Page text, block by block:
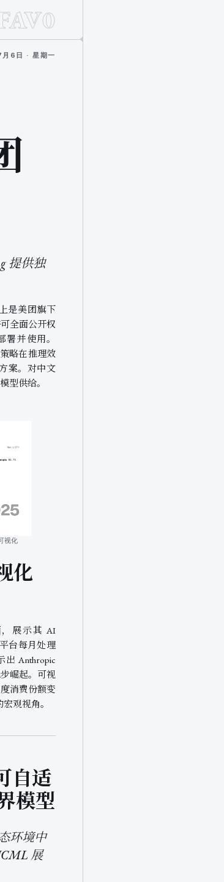
6日 · 星期一
提供独
是美团旗下
全面公开权
并使用。
略在推理效
案。对中文
型供给。
视化
化
，展示其 AI
台每月处理
出 Anthropic
崛起。可视
消费份额变
观视角。
自适
模型
环境中
展